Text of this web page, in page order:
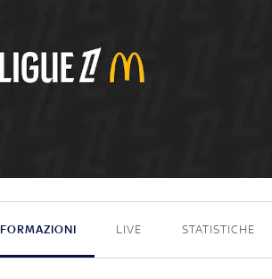
2 - 1
FORMAZIONI LIVE STATISTICHE